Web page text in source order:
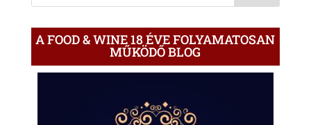
A FOOD & WINE 18 ÉVE FOLYAMATOSAN
MŰKÖDŐ BLOG